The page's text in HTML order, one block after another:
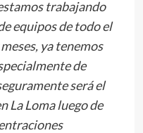
trabajando
equipos de todo el
ya tenemos
de
será el
La Loma luego de